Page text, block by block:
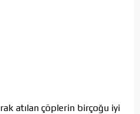
atılan çöplerin birçoğu iyi